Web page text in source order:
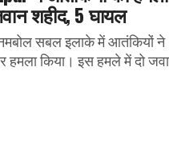
शहीद, 5 घायल
सबल इलाके में आतंकियों ने
हमला किया। इस हमले में दो